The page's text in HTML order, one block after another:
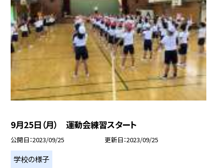
9月25日（月） 運動会練習スタート
公開日 2023/09/25 更新日 2023/09/25
学校の様子